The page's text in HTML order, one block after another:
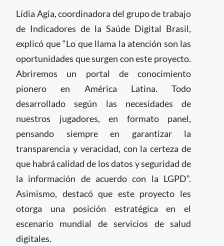
Lídia Agia, coordinadora del grupo de trabajo
de Indicadores de la Saúde Digital Brasil,
explicó que “Lo que llama la atención son las
oportunidades que surgen con este proyecto.
Abriremos un portal de conocimiento
pionero en América Latina. Todo
desarrollado según las necesidades de
nuestros jugadores, en formato panel,
pensando siempre en garantizar la
transparencia y veracidad, con la certeza de
que habrá calidad de los datos y seguridad de
la información de acuerdo con la LGPD”.
Asimismo, destacó que este proyecto les
otorga una posición estratégica en el
escenario mundial de servicios de salud
digitales.